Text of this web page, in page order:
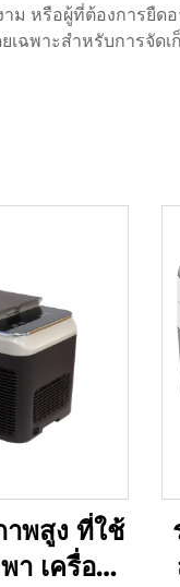
ม หรือผู้ที่ต้องการยื
เฉพาะสำหรับการจัด
าพสูง ที่ใช้
า เครื่อง